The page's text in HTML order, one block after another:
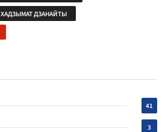
ХАДЗЫМАТ ДЗАНАЙТЫ
41
3